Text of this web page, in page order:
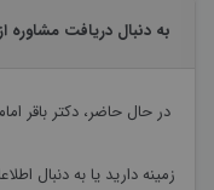
به دنبال دریافت مشاوره
در حال حاضر،دکتر باقر
زمینه دارید یا به دنبال